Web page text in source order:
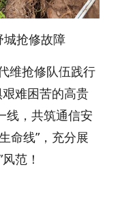
城抢修故障
抢修队伍践行
艰难困苦的高贵
线，共筑通信安
命线”，充分展
范！